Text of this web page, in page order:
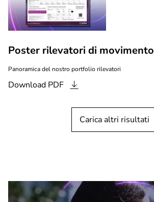
Poster rilevatori di movimento
Panoramica del nostro portfolio rilevatori
Download PDF
Carica altri risultati